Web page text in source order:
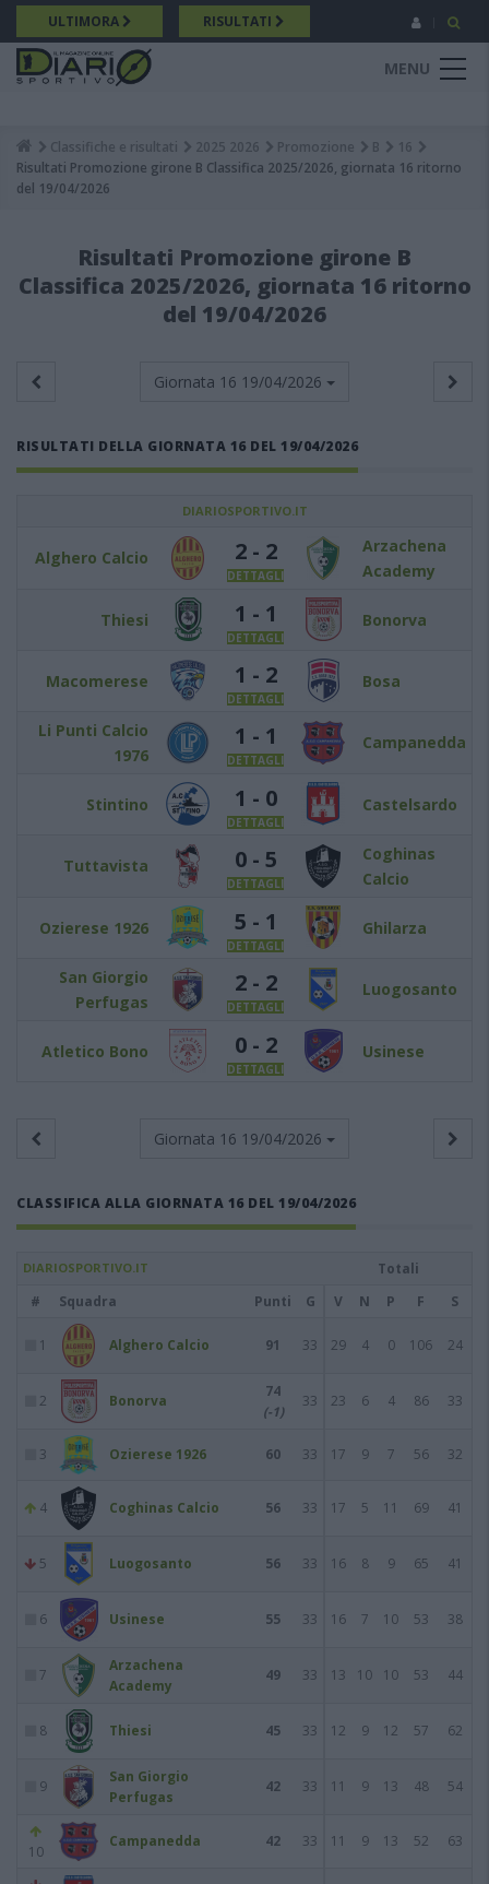
Salta
al
contenuto
principale
ULTIMORA RISULTATI
MENU
Breadcrumb
Classifiche e risultati 2025 2026 Promozione B
16
Risultati Promozione girone B Classifica 2025/2026, giornata 16 ritorno
del 19/04/2026
Risultati Promozione girone B
Classifica 2025/2026, giornata 16 ritorno
del 19/04/2026
Giornata 16 19/04/2026
RISULTATI DELLA GIORNATA 16 DEL 19/04/2026
DIARIOSPORTIVO.IT
Alghero Calcio 2 - 2
DETTAGLI
Arzachena
Academy
Thiesi 1 - 1
DETTAGLI
Bonorva
Macomerese 1 - 2
DETTAGLI
Bosa
Li Punti Calcio
1976
1 - 1
DETTAGLI
Campanedda
Stintino 1 - 0
DETTAGLI
Castelsardo
Tuttavista 0 - 5
DETTAGLI
Coghinas
Calcio
Ozierese 1926 5 - 1
DETTAGLI
Ghilarza
San Giorgio
Perfugas
2 - 2
DETTAGLI
Luogosanto
Atletico Bono 0 - 2
DETTAGLI
Usinese
Giornata 16 19/04/2026
CLASSIFICA ALLA GIORNATA 16 DEL 19/04/2026
DIARIOSPORTIVO.IT
Totali
#
Squadra Punti G V N P F S
1 Alghero Calcio 91 33 29 4 0 106 24
2 Bonorva
74
(-1)
33 23 6 4 86 33
3 Ozierese 1926 60 33 17 9 7 56 32
4 Coghinas Calcio 56 33 17 5 11 69 41
5 Luogosanto 56 33 16 8 9 65 41
6 Usinese 55 33 16 7 10 53 38
7
Arzachena
Academy
49 33 13 10 10 53 44
8 Thiesi 45 33 12 9 12 57 62
9
San Giorgio
Perfugas
42 33 11 9 13 48 54
10
Campanedda 42 33 11 9 13 52 63